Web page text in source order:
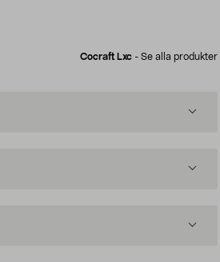
Cocraft Lxc - Se alla produkter